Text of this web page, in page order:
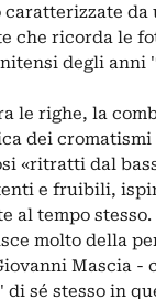
caratterizzate da
che ricorda le
degli anni
le righe, la
dei
«ritratti dal
e fruibili,
al tempo stesso.
molto della
Mascia -
sé stesso in